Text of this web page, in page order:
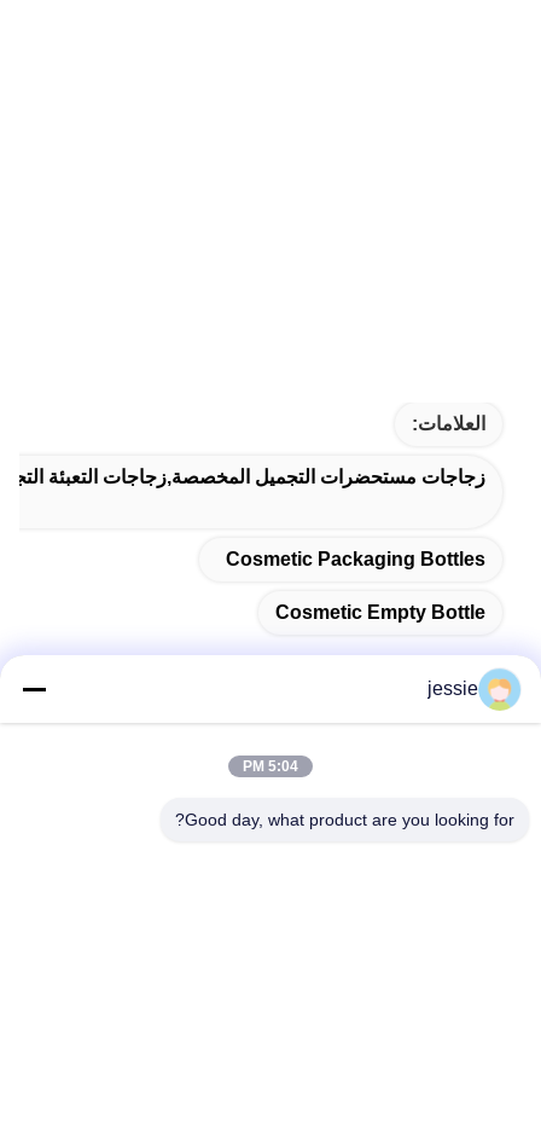
العلامات:
زجاجات مستحضرات التجميل المخصصة,زجاجات التعبئة
Cosmetic Packaging Bottles
Cosmetic Empty Bottle
العنوان
jessie
5:04 PM
Good day, what product are you looking for?